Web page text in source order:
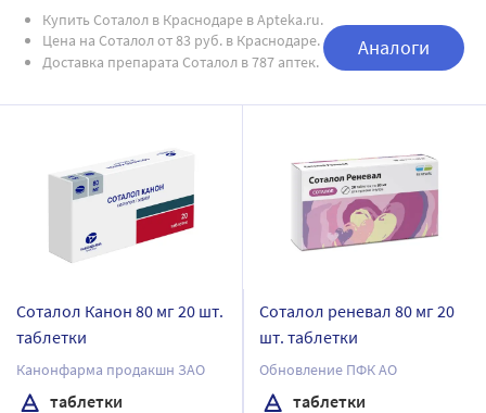
Купить Соталол в Краснодаре в Apteka.ru.
Цена на Соталол от 83 руб. в Краснодаре.
Доставка препарата Соталол в 787 аптек.
Аналоги
Соталол Канон 80 мг 20 шт.
таблетки
Канонфарма продакшн ЗАО
таблетки
Соталол реневал 80 мг 20
шт. таблетки
Обновление ПФК АО
таблетки